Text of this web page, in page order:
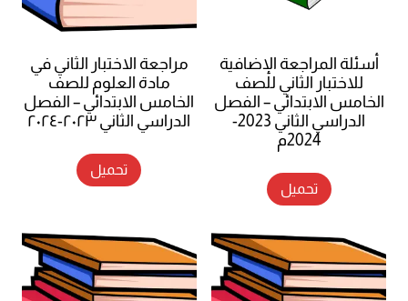
أسئلة المراجعة الإضافية
للاختبار الثاني للصف
الخامس الابتدائي – الفصل
الدراسي الثاني 2023-
2024م
تحميل
مراجعة الاختبار الثاني في
مادة العلوم للصف
الخامس الابتدائي – الفصل
الدراسي الثاني ٢٠٢٣-٢٠٢٤
تحميل